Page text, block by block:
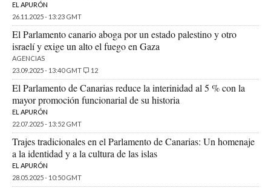
EL APURÓN
26.11.2025 - 13:23 GMT
El Parlamento canario aboga por un estado palestino y otro
israelí y exige un alto el fuego en Gaza
AGENCIAS
23.09.2025 - 13:40 GMT
12
El Parlamento de Canarias reduce la interinidad al 5 % con la
mayor promoción funcionarial de su historia
EL APURÓN
22.07.2025 - 13:52 GMT
Trajes tradicionales en el Parlamento de Canarias: Un homenaje
a la identidad y a la cultura de las islas
EL APURÓN
28.05.2025 - 10:50 GMT